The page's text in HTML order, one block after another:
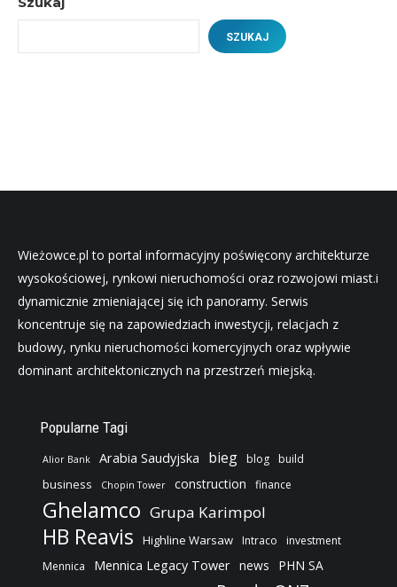
SZUKAJ
Wieżowce.pl to portal informacyjny poświęcony architekturze
wysokościowej, rynkowi nieruchomości oraz rozwojowi miast.i
dynamicznie zmieniającej się ich panoramy. Serwis
koncentruje się na zapowiedziach inwestycji, relacjach z
budowy, rynku nieruchomości komercyjnych oraz wpływie
dominant architektonicznych na przestrzeń miejską.
Popularne Tagi
Alior Bank Arabia Saudyjska bieg blog build
business Chopin Tower construction finance
Ghelamco Grupa Karimpol
HB Reavis Highline Warsaw Intraco
investment
Mennica
Mennica Legacy Tower news PHN SA